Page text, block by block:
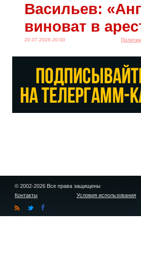
Васильев:
виноват в
20.07.2026 20:00
© 2002-2026 Все права защищены
Контакты
Условия использования